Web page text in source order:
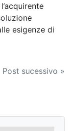
esigenze di
Post sucessivo »